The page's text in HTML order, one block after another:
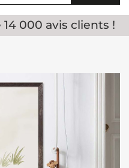
14 000 avis clients !